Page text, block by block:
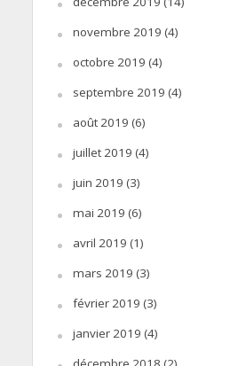
novembre 2019 (4)
octobre 2019 (4)
septembre 2019 (4)
août 2019 (6)
juillet 2019 (4)
juin 2019 (3)
mai 2019 (6)
avril 2019 (1)
mars 2019 (3)
février 2019 (3)
janvier 2019 (4)